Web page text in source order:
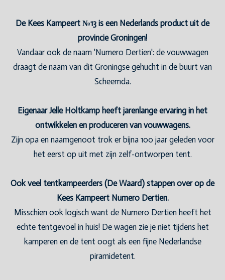
De Kees Kampeert №13 is een Nederlands product uit de
provincie Groningen!
Vandaar ook de naam 'Numero Dertien': de vouwwagen
draagt de naam van dit Groningse gehucht in de buurt van
Scheemda.
Eigenaar Jelle Holtkamp heeft jarenlange ervaring in het
ontwikkelen en produceren van vouwwagens.
Zijn opa en naamgenoot trok er bijna 100 jaar geleden voor
het eerst op uit met zijn zelf-ontworpen tent.
Ook veel tentkampeerders (De Waard) stappen over op de
Kees Kampeert Numero Dertien.
Misschien ook logisch want de Numero Dertien heeft het
echte tentgevoel in huis! De wagen zie je niet tijdens het
kamperen en de tent oogt als een fijne Nederlandse
piramidetent.